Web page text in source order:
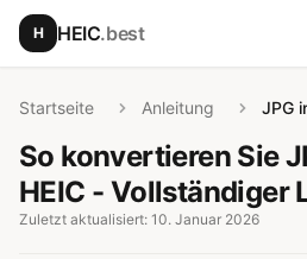
Zum Hauptinhalt springen
H HEIC.best
Startseite Anleitung JPG
So konvertieren Sie
HEIC - Vollständiger
Zuletzt aktualisiert: 10. Januar 2026